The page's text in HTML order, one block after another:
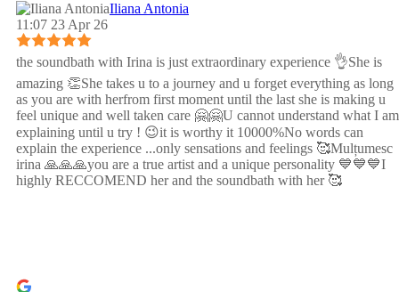
Iliana Antonia
11:07 23 Apr 26
the soundbath with Irina is just extraordinary experience 👌She is
amazing 👏She takes u to a journey and u forget everything as long
as you are with herfrom first moment until the last she is making u
feel unique and well taken care 🤗🤗U cannot understand what I am
explaining until u try ! 😉it is worthy it 10000%No words can
explain the experience ...only sensations and feelings 🥰Mulțumesc
irina 🙏🙏🙏you are a true artist and a unique personality 💙💙💙I
highly RECCOMEND her and the soundbath with her 🥰